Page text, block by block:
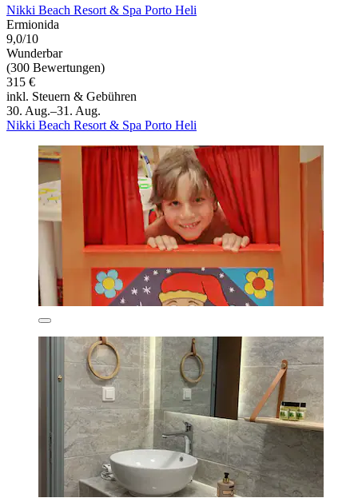
Nikki Beach Resort & Spa Porto Heli
Ermionida
9,0/10
Wunderbar
(300 Bewertungen)
315 €
inkl. Steuern & Gebühren
30. Aug.–31. Aug.
Nikki Beach Resort & Spa Porto Heli